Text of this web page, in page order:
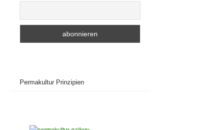
Permakultur Prinzipien